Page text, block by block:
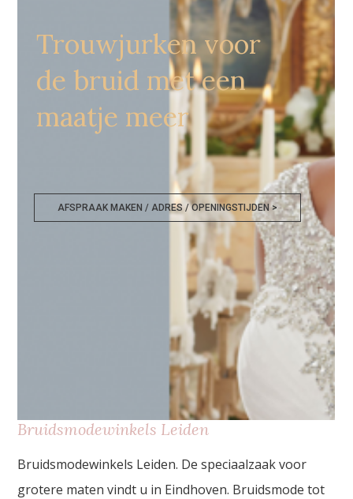
Trouwjurken voor
de bruid met een
maatje meer
AFSPRAAK MAKEN / ADRES / OPENINGSTIJDEN >
Bruidsmodewinkels Leiden
Bruidsmodewinkels Leiden. De speciaalzaak voor
grotere maten vindt u in Eindhoven. Bruidsmode tot